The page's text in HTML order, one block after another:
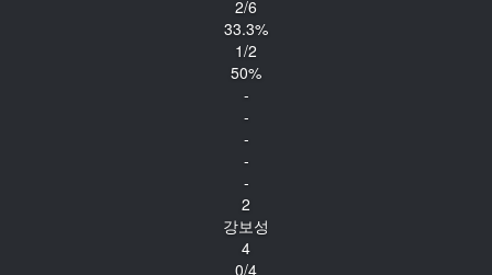
2/6
33.3%
1/2
50%
-
-
-
-
-
2
강보성
4
0/4